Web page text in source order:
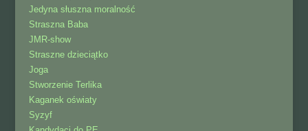
Jedyna słuszna moralność
Straszna Baba
JMR-show
Straszne dzieciątko
Joga
Stworzenie Terlika
Kaganek oświaty
Syzyf